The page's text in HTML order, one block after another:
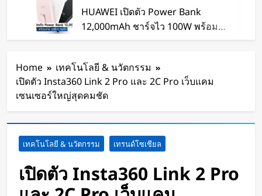
HUAWEI เปิดตัว Power Bank
12,000mAh ชาร์จไว 100W พร้อม
จากโชว์เทคโนโลยีสู่การทำงานจริง
2 วัน Ago
Center ลอยน้ำ ใช้พลังงานจากคลื่น
ทะเลผลิตไฟฟ้า และใช้น้ำทะเลช่วย
ระบายความร้อน
2 วัน Ago
จีนเปิดตัว “xianglong” เครื่องขุดอุ
โมงค์ไฮบริด เจาะ-ระเบิดหิน เครื่อง
แรกของโลก
2 วัน Ago
Home
เทคโนโลยี & นวัตกรรม
เปิดตัว Insta360 Link 2 Pro และ 2C Pro เว็บแคม
เซนเซอร์ใหญ่สุดคมชัด
เทคโนโลยี & นวัตกรรม เทรนด์โซเชียล
เปิดตัว Insta360 Link 2 Pro